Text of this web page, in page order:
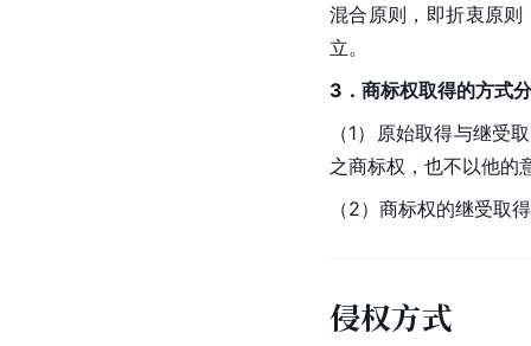
混合原则，即折衷原
立。
3．商标权取得的方式
（1）原始取得与继受
之商标权，也不以他的
（2）商标权的继受取
侵权方式